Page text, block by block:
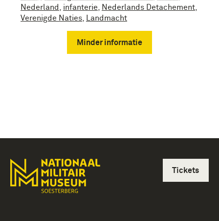
Nederland
infanterie Nederlands Detachement
Verenigde Naties
Landmacht
Minder informatie
Tickets